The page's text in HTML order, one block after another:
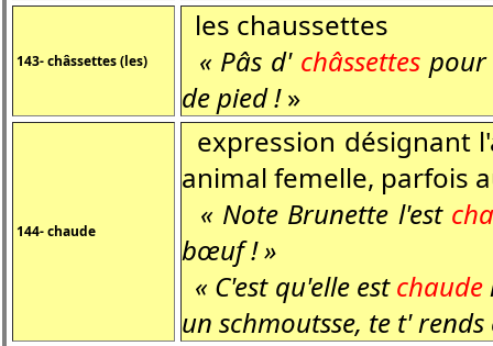
143- châssettes (les)
les chaussettes
« Pâs d' châssettespour
de pied !»
144- chaude
expression désignant
animal femelle, parfois
« Note Brunette l'est
bœuf ! »
« C'est qu'elle estchaude
un schmoutsse, te t'